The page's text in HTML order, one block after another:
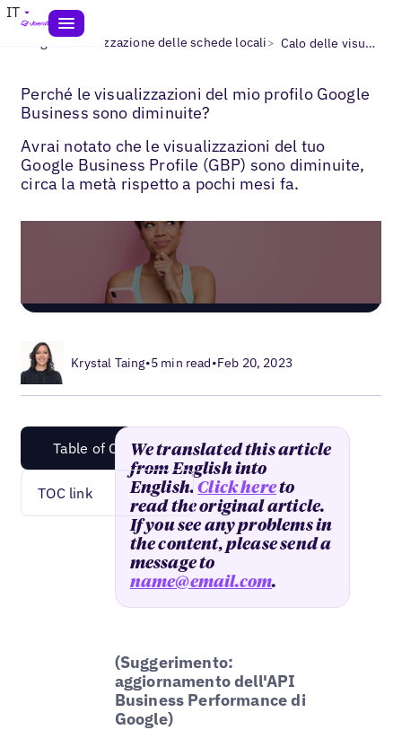
IT
Blogs> Ottimizzazione delle schede locali> Calo delle visualizzazioni del profilo Google Business
Perché le visualizzazioni del mio profilo Google
Business sono diminuite?
Avrai notato che le visualizzazioni del tuo
Google Business Profile (GBP) sono diminuite,
circa la metà rispetto a pochi mesi fa.
Krystal Taing•5 min read•Feb 20, 2023
Table of Content
TOC link
We translated this article
from English into
English.Click hereto
read the original article.
If you see any problems in
the content, please send a
message to
name@email.com.
(Suggerimento:
aggiornamento dell'API
Business Performance di
Google)